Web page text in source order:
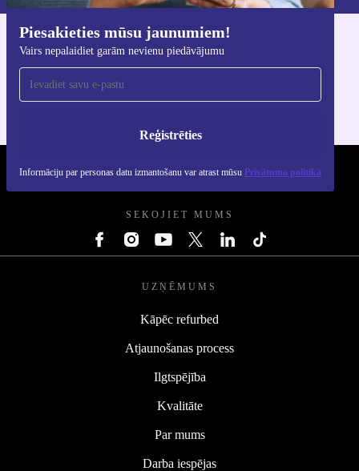
Piesakieties mūsu jaunumiem!
Vairs nepalaidiet garām nevienu piedāvājumu
Reģistrēties
Informāciju par personas datu izmantošanu var atrast mūsu Privātuma politikā
Lejupielādējiet refurbed lietotni
iOS un Android ierīcēm
REFURBED - RETHINK NEW.
SEKOJIET MUMS
UZŅĒMUMS
Kāpēc refurbed
Atjaunošanas process
Ilgtspējība
Kvalitāte
Par mums
Darba iespējas